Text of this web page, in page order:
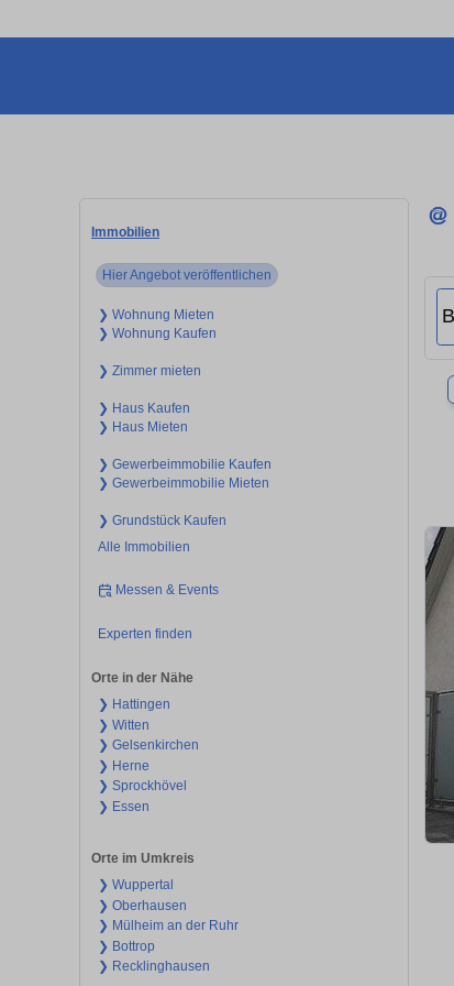
Immobilien
Hier Angebot veröffentlichen
❯ Wohnung Mieten
❯ Wohnung Kaufen
❯ Zimmer mieten
❯ Haus Kaufen
❯ Haus Mieten
❯ Gewerbeimmobilie Kaufen
❯ Gewerbeimmobilie Mieten
❯ Grundstück Kaufen
Alle Immobilien
Messen & Events
Experten finden
Orte in der Nähe
❯ Hattingen
❯ Witten
❯ Gelsenkirchen
❯ Herne
❯ Sprockhövel
❯ Essen
Orte im Umkreis
❯ Wuppertal
❯ Oberhausen
❯ Mülheim an der Ruhr
❯ Bottrop
❯ Recklinghausen